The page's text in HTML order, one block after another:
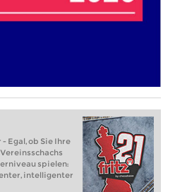
Egal, ob Sie Ihre
spielen:
intelligenter